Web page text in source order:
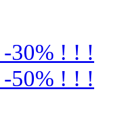
30% ! ! !
50% ! ! !